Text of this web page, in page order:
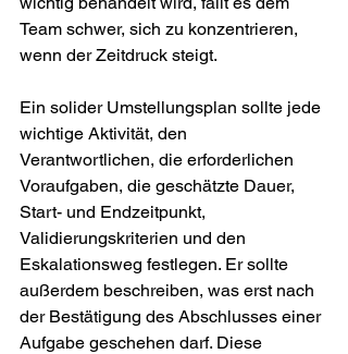
Team schwer, sich zu konzentrieren,
wenn der Zeitdruck steigt.
Ein solider Umstellungsplan sollte jede
wichtige Aktivität, den
Verantwortlichen, die erforderlichen
Voraufgaben, die geschätzte Dauer,
Start- und Endzeitpunkt,
Validierungskriterien und den
Eskalationsweg festlegen. Er sollte
außerdem beschreiben, was erst nach
der Bestätigung des Abschlusses einer
Aufgabe geschehen darf. Diese